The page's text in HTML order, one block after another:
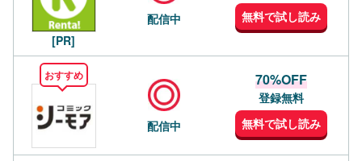
[PR]
配信中
無料で試し読み
おすすめ
配信中
70%OFF
登録無料
無料で試し読み